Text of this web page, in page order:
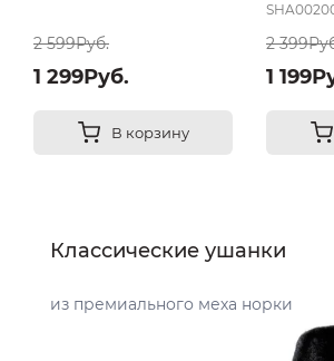
2 599Руб.
1 299Руб.
В корзину
2
1
Классические ушанки
из премиального меха норки